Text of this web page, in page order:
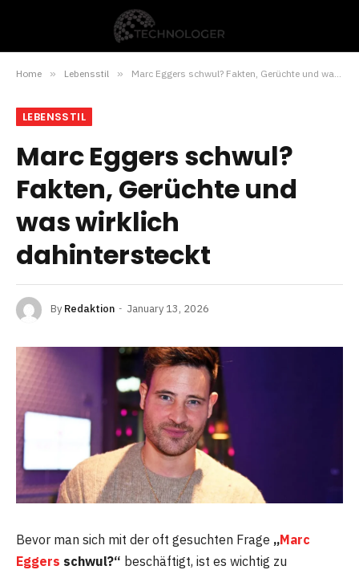
Home » Lebensstil » Marc Eggers schwul? Fakten, Gerüchte und was wirklich dahintersteckt
LEBENSSTIL
Marc Eggers schwul?
Fakten, Gerüchte und
was wirklich
dahintersteckt
By Redaktion January 13, 2026
Bevor man sich mit der oft gesuchten Frage „Marc
Eggers schwul?“ beschäftigt, ist es wichtig zu